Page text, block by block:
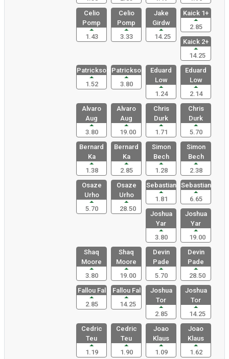
Celio
Pomp
1.43
Celio
Pomp
3.33
Jake
Girdw
14.25
Kaick 1+
2.85
Kaick 2+
14.25
Patrickson
1.52
Patrickson
3.80
Eduard
Low
1.24
Eduard
Low
2.14
Alvaro
Aug
3.80
Alvaro
Aug
19.00
Chris
Durk
1.71
Chris
Durk
5.70
Bernard
Ka
1.38
Bernard
Ka
2.85
Simon
Bech
1.28
Simon
Bech
2.38
Osaze
Urho
5.70
Osaze
Urho
28.50
Sebastian
1.81
Sebastian
6.65
Joshua
Yar
3.80
Joshua
Yar
19.00
Shaq
Moore
3.80
Shaq
Moore
19.00
Devin
Pade
5.70
Devin
Pade
28.50
Fallou Fal
2.85
Fallou Fal
14.25
Joshua
Tor
2.85
Joshua
Tor
14.25
Cedric
Teu
1.19
Cedric
Teu
1.90
Joao
Klaus
1.09
Joao
Klaus
1.62